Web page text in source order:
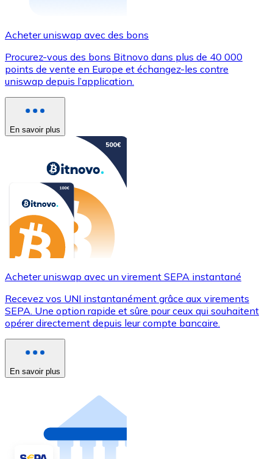
Acheter uniswap avec des bons
Procurez-vous des bons Bitnovo dans plus de 40 000
points de vente en Europe et échangez-les contre
uniswap depuis l’application.
En savoir plus
Acheter uniswap avec un virement SEPA instantané
Recevez vos UNI instantanément grâce aux virements
SEPA. Une option rapide et sûre pour ceux qui souhaitent
opérer directement depuis leur compte bancaire.
En savoir plus